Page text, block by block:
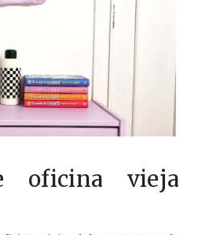
oficina vieja